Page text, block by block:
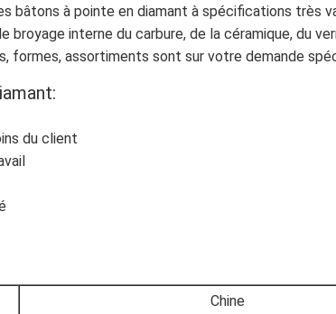
bâtons à pointe en diamant à spécifications très
broyage interne du carbure, de la céramique, du
formes, assortiments sont sur votre demande
du client
Chine